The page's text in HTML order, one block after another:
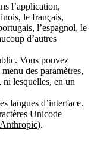
l’application,
le français,
l’espagnol, le
d’autres
Vous pouvez
des paramètres,
lesquelles, en un
langues d’interface.
Unicode
Anthropic).